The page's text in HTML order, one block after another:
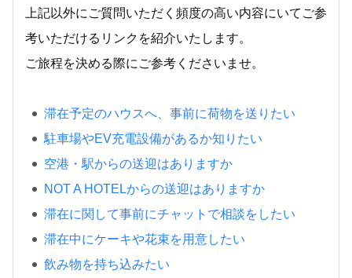
上記以外にご質問いただく頻度の高い内容にいてご参
考いただけるリンクを紹介いたします。
ご旅程を決める際にご参考くださいませ。
滞在予定のハウスへ、事前に荷物を送りたい
駐車場やEV充電設備があるか知りたい
空港・駅からの送迎はありますか
NOT A HOTELからの送迎はありますか
滞在に関して事前にチャットで相談をしたい
滞在中にケーキや花束を用意したい
飲み物を持ち込みたい